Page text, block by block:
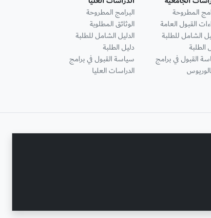
المطروحة
القبول العامة
الشامل للطلبة
الطلبة
القبول في برامج
البرامج المطروحة
الوثائق المطلوبة
الدليل الشامل للطلبة
دليل الطلبة
سياسة القبول في برامج
الدراسات العليا